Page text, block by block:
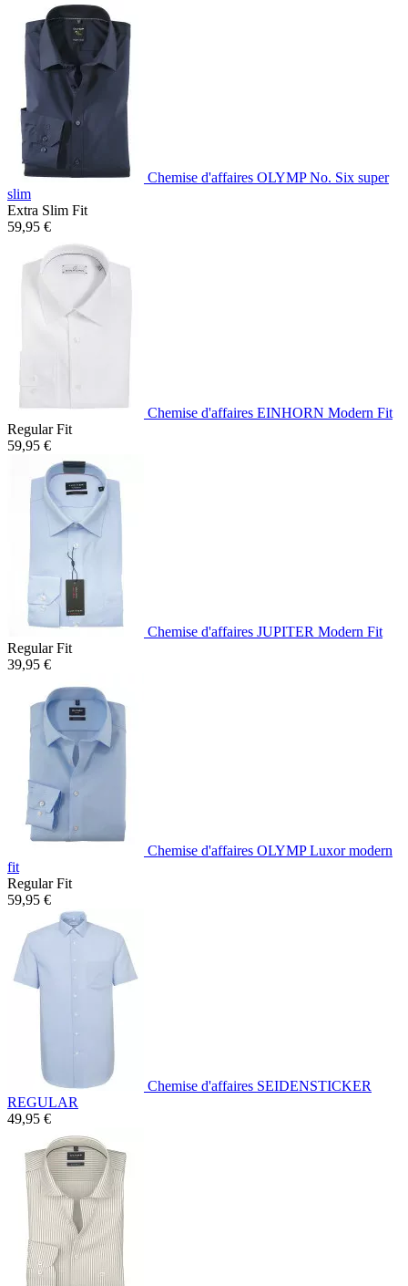
Chemise d'affaires OLYMP No. Six super
slim
Extra Slim Fit
59,95 €
Chemise d'affaires EINHORN Modern Fit
Regular Fit
59,95 €
Chemise d'affaires JUPITER Modern Fit
Regular Fit
39,95 €
Chemise d'affaires OLYMP Luxor modern
fit
Regular Fit
59,95 €
Chemise d'affaires SEIDENSTICKER
REGULAR
49,95 €